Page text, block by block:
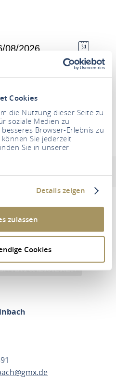
Cookies
die Nutzung dieser Seite zu
soziale Medien zu
Browser-Erlebnis zu
Sie jederzeit
Sie in unserer
Details zeigen
zulassen
Cookies
UN LOGEMENT
Steinbach
müssen Sie den
zustimmen.
AKTUALISIEREN